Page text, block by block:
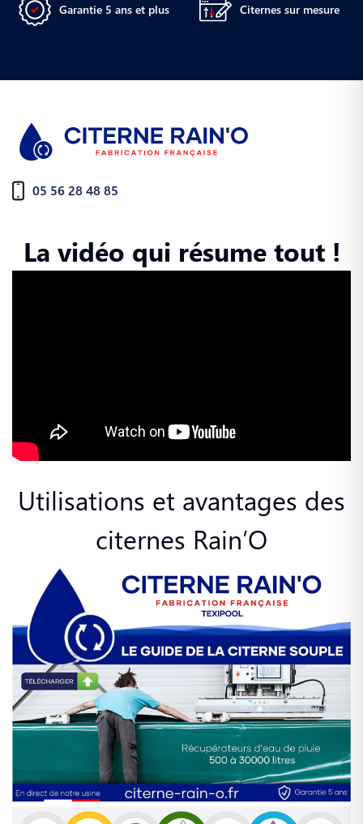
Garantie 5 ans et plus Citernes sur mesure
05 56 28 48 85
La vidéo qui résume tout !
Utilisations et avantages des
citernes Rain’O